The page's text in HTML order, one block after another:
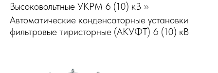
Высоковольтные УКРМ 6 (10) кВ »
Автоматические конденсаторные установки
фильтровые тиристорные (АКУФТ) 6 (10) кВ